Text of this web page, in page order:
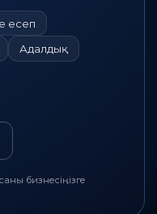
есеп
Адалдық
бизнесіңізге